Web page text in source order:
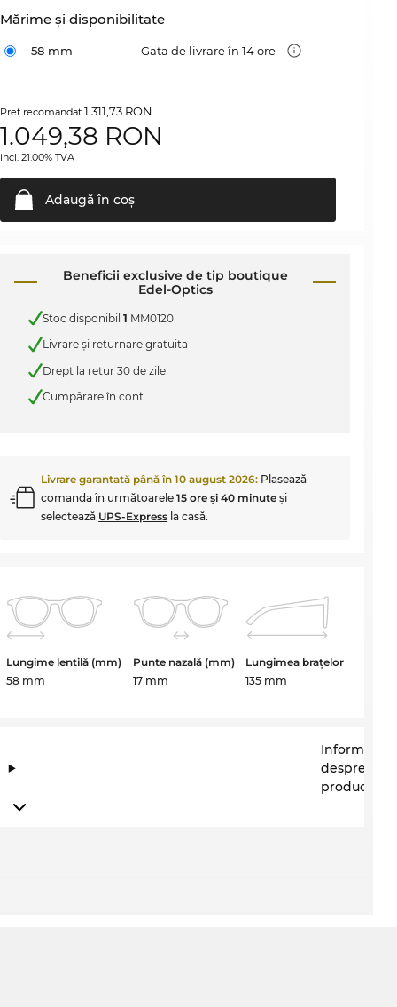
Mărime şi disponibilitate
58 mm Gata de livrare în 14 ore
Preţ recomandat1.311,73 RON
1.049,38 RON
incl. 21.00% TVA
Adaugă în coş
Beneficii exclusive de tip boutique
Edel-Optics
Stoc disponibil1 MM0120
Livrare şi returnare gratuita
Drept la retur 30 de zile
Cumpărare în cont
Livrare garantată până în10 august 2026: Plasează
comanda în următoarele15 ore şi 40 minute şi
selectează UPS-Express la casă.
Lungime lentilă (mm)
58 mm
Punte nazală (mm)
17 mm
Lungimea brațelor
135 mm
Informații
despre
producător